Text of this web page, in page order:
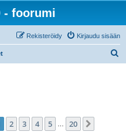
- foorumi
Kirjaudu sisään
Rekisteröidy
/20
2 3 4 5 20